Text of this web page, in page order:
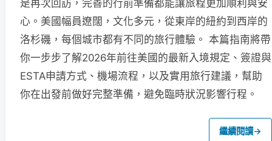
是再次回訪，完善的行前準備都能讓旅程更加順利與安
心。美國幅員遼闊，文化多元，從東岸的紐約到西岸的
洛杉磯，每個城市都有不同的旅行體驗。 本篇指南將帶
你一步步了解2026年前往美國的最新入境規定、簽證與
ESTA申請方式、機場流程，以及實用旅行建議，幫助
你在出發前做好完整準備，避免臨時狀況影響行程。
繼續閱讀→